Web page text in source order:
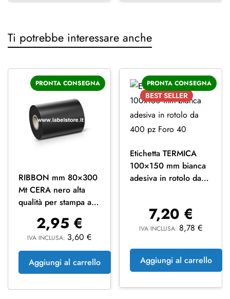
Ti potrebbe interessare anche
PRONTA CONSEGNA
RIBBON mm 80×300
Mt CERA nero alta
qualità per stampa a
trasferimento termico
ink OUT2,95 €
IVA INCLUSA: 3,60 €
Aggiungi al carrello
BESTSELLER
PRONTA CONSEGNA
Etichetta TERMICA
100×150 mm bianca
adesiva in rotolo da
7,20 €
IVA INCLUSA: 8,78 €
Aggiungi al carrello